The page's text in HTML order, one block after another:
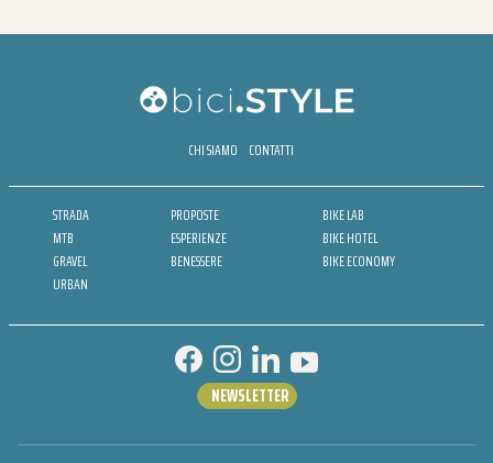
CHI SIAMO CONTATTI
STRADA
MTB
GRAVEL
URBAN
PROPOSTE
ESPERIENZE
BENESSERE
BIKE LAB
BIKE HOTEL
BIKE ECONOMY
NEWSLETTER